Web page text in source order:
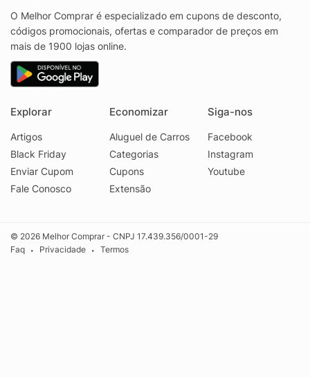
O Melhor Comprar é especializado em cupons de desconto,
códigos promocionais, ofertas e comparador de preços em
mais de 1900 lojas online.
Explorar
Artigos
Black Friday
Enviar Cupom
Fale Conosco
Economizar
Aluguel de Carros
Categorias
Cupons
Extensão
Siga-nos
Facebook
Instagram
Youtube
© 2026 Melhor Comprar - CNPJ 17.439.356/0001-29
Faq
• Privacidade • Termos